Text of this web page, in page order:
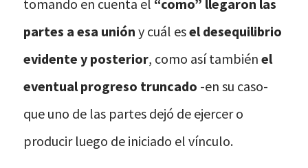
tomando en cuenta el “como” llegaron las
partes a esa unión y cuál esel desequilibrio
evidente y posterior, como así también el
eventual progreso truncado -en su caso-
que uno de las partes dejó de ejercer o
producir luego de iniciado el vínculo.